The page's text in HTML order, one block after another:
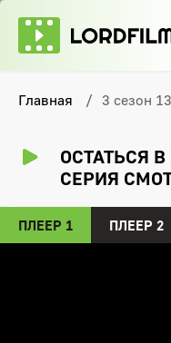
Главная 3 сезон
ОСТАТЬСЯ
СЕРИЯ
ПЛЕЕР 1 ПЛЕЕР 2